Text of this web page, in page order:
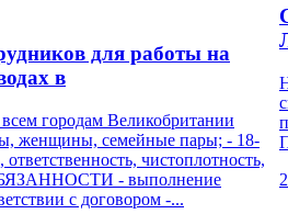
для работы на
в
городам Великобритании
семейные пары; - 18-
чистоплотность,
- выполнение
с договором -...